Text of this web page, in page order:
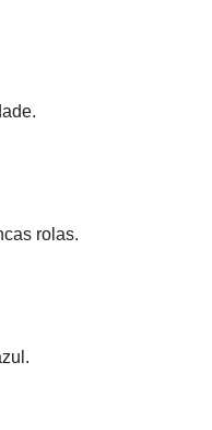
rolas.